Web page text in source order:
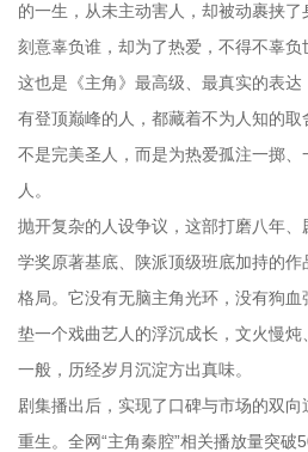
的一生，从未主动害人，却被动裹挟
刻意辜负谁，却为了热爱，不得不辜负
这也是《主角》最高级、最真实的表
有登顶巅峰的人，都藏着不为人知的取
不是完美圣人，而是为热爱孤注一掷
人。
抛开复杂的人设争议，这部打磨八年
学奖原著基底、陕派顶级班底加持的
格局。它没有无脑主角光环，没有狗
垫一个戏曲艺人的浮沉成长，文火慢
一般，历经岁月沉淀方出真味。
剧集播出后，实现了口碑与市场的双
重生。全网“主角秦腔”相关播放量突